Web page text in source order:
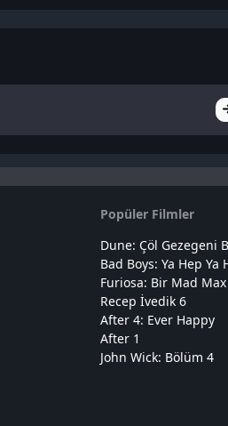
Popüler Filmler
Dune: Çöl Gezegeni
Bad Boys: Ya Hep Ya
Furiosa: Bir Mad Max
Recep İvedik 6
After 4: Ever Happy
After 1
John Wick: Bölüm 4